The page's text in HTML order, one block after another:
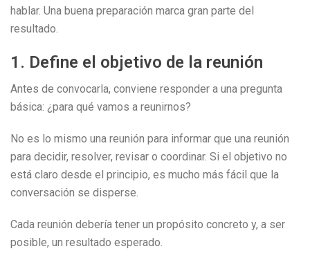
hablar. Una buena preparación marca gran parte del
resultado.
1. Define el objetivo de la reunión
Antes de convocarla, conviene responder a una pregunta
básica: ¿para qué vamos a reunirnos?
No es lo mismo una reunión para informar que una reunión
para decidir, resolver, revisar o coordinar. Si el objetivo no
está claro desde el principio, es mucho más fácil que la
conversación se disperse.
Cada reunión debería tener un propósito concreto y, a ser
posible, un resultado esperado.